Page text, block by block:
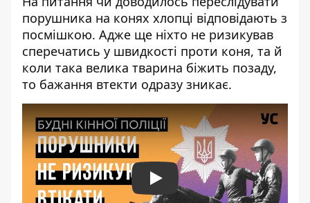
порушника на конях хлопці відповідають з
посмішкою. Адже ще ніхто не ризикував
сперечатись у швидкості проти коня, та й
коли така велика тварина біжить позаду,
то бажання втекти одразу зникає.
Play